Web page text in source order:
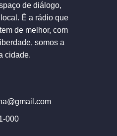
de diálogo,
É a rádio que
de melhor, com
somos a
cidade.
000